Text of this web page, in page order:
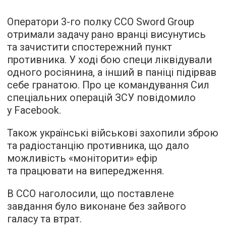
Оператори 3-го полку ССО Sword Group
отримали задачу рано вранці висунутись
та зачистити спостережний пункт
противника. У ході бою специ ліквідували
одного росіянина, а інший в паніці підірвав
себе гранатою. Про це командування Сил
спеціальних операцій ЗСУ повідомило
у Facebook.
Також українські військові захопили зброю
та радіостанцію противника, що дало
можливість «моніторити» ефір
та працювати на випередження.
В ССО наголосили, що поставлене
завдання було виконане без зайвого
галасу та втрат.